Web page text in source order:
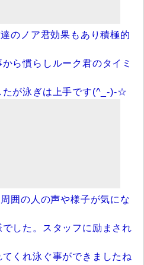
のノア君効果もあり積極的
ら慣らしルーク君のタイミ
たが泳ぎは上手です(^_-)-☆
囲の人の声や様子が気にな
した。スタッフに励まされ
くれ泳ぐ事ができましたね